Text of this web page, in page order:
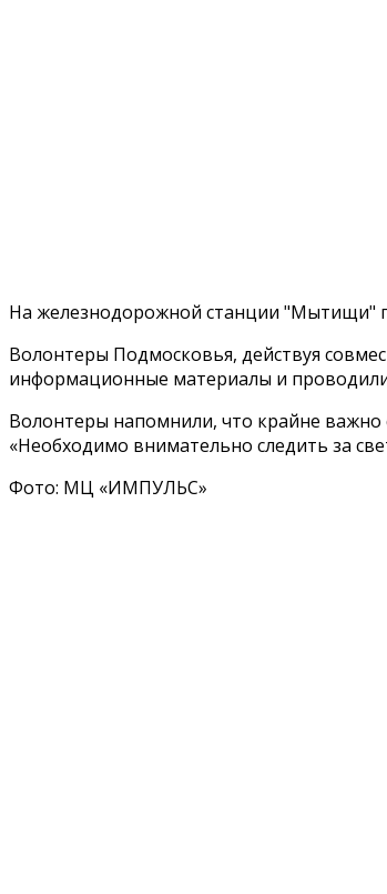
На железнодорожной станции "Мытищи"
Волонтеры Подмосковья, действуя
информационные материалы и проводили
Волонтеры напомнили, что крайне важно
«Необходимо внимательно следить за
Фото: МЦ «ИМПУЛЬС»